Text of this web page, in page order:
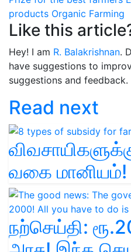
products Organic Farming
Like this
Hey! I am R. Balakrishnan.
have suggestions to
suggestions and feedback.
Read next
வகை மானியம்!
நற்செய்தி: